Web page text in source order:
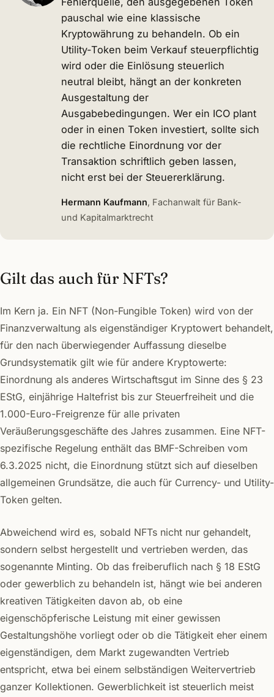
pauschal wie eine klassische
Kryptowährung zu behandeln. Ob ein
Utility-Token beim Verkauf steuerpflichtig
wird oder die Einlösung steuerlich
neutral bleibt, hängt an der konkreten
Ausgestaltung der
Ausgabebedingungen. Wer ein ICO plant
oder in einen Token investiert, sollte sich
die rechtliche Einordnung vor der
Transaktion schriftlich geben lassen,
nicht erst bei der Steuererklärung.
Hermann Kaufmann, Fachanwalt für Bank-
und Kapitalmarktrecht
Gilt das auch für NFTs?
Im Kern ja. Ein NFT (Non-Fungible Token) wird von der
Finanzverwaltung als eigenständiger Kryptowert behandelt,
für den nach überwiegender Auffassung dieselbe
Grundsystematik gilt wie für andere Kryptowerte:
Einordnung als anderes Wirtschaftsgut im Sinne des § 23
EStG, einjährige Haltefrist bis zur Steuerfreiheit und die
1.000-Euro-Freigrenze für alle privaten
Veräußerungsgeschäfte des Jahres zusammen. Eine NFT-
spezifische Regelung enthält das BMF-Schreiben vom
6.3.2025 nicht, die Einordnung stützt sich auf dieselben
allgemeinen Grundsätze, die auch für Currency- und Utility-
Token gelten.
Abweichend wird es, sobald NFTs nicht nur gehandelt,
sondern selbst hergestellt und vertrieben werden, das
sogenannte Minting. Ob das freiberuflich nach § 18 EStG
oder gewerblich zu behandeln ist, hängt wie bei anderen
kreativen Tätigkeiten davon ab, ob eine
eigenschöpferische Leistung mit einer gewissen
Gestaltungshöhe vorliegt oder ob die Tätigkeit eher einem
eigenständigen, dem Markt zugewandten Vertrieb
entspricht, etwa bei einem selbständigen Weitervertrieb
ganzer Kollektionen. Gewerblichkeit ist steuerlich meist